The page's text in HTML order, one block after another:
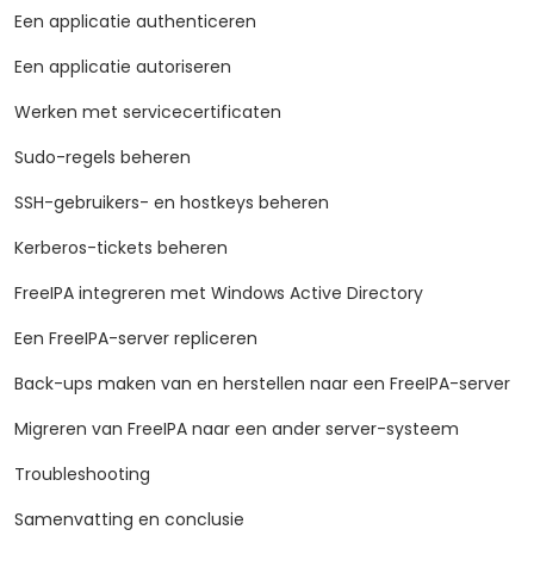
Een applicatie authenticeren
Een applicatie autoriseren
Werken met servicecertificaten
Sudo-regels beheren
SSH-gebruikers- en hostkeys beheren
Kerberos-tickets beheren
FreeIPA integreren met Windows Active Directory
Een FreeIPA-server repliceren
Back-ups maken van en herstellen naar een FreeIPA-server
Migreren van FreeIPA naar een ander server-systeem
Troubleshooting
Samenvatting en conclusie